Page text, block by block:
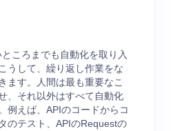
ころまでも自動化を取り入
うして、繰り返し作業をな
ます。人間は最も重要なこ
、それ以外はすべて自動化
例えば、APIのコードからコ
のテスト、APIのRequestの